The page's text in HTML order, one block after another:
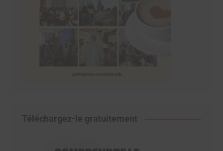
Téléchargez-le gratuitement